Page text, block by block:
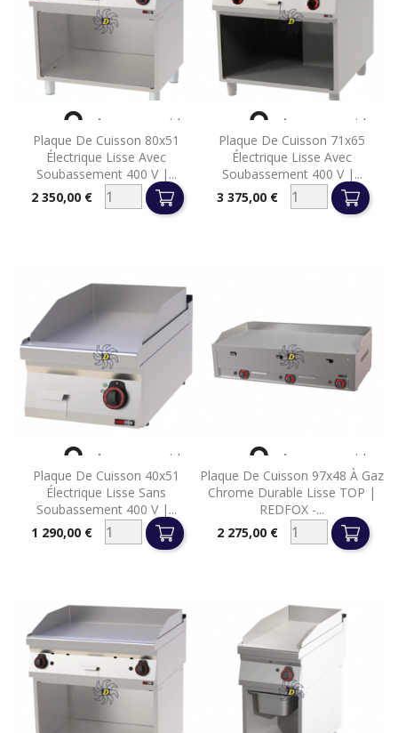
Plaque De Cuisson 80x51
Électrique Lisse Avec
Soubassement 400 V |...
Prix2 350,00 €
 Aperçu rapide
Plaque De Cuisson 71x65
Électrique Lisse Avec
Soubassement 400 V |...
Prix3 375,00 €
 Aperçu rapide
Plaque De Cuisson 40x51
Électrique Lisse Sans
Soubassement 400 V |...
Prix1 290,00 €
 Aperçu rapide
Plaque De Cuisson 97x48 À Gaz
Chrome Durable Lisse TOP |
REDFOX -...
Prix2 275,00 €
 Aperçu rapide